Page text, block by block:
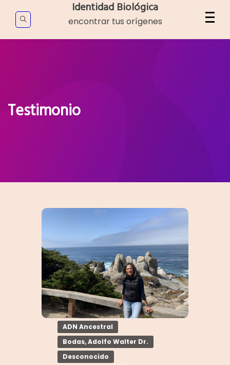
content
Identidad Biológica
encontrar tus orígenes
Testimonio
ADN Ancestral
Bodas, Adolfo Walter Dr.
Desconocido